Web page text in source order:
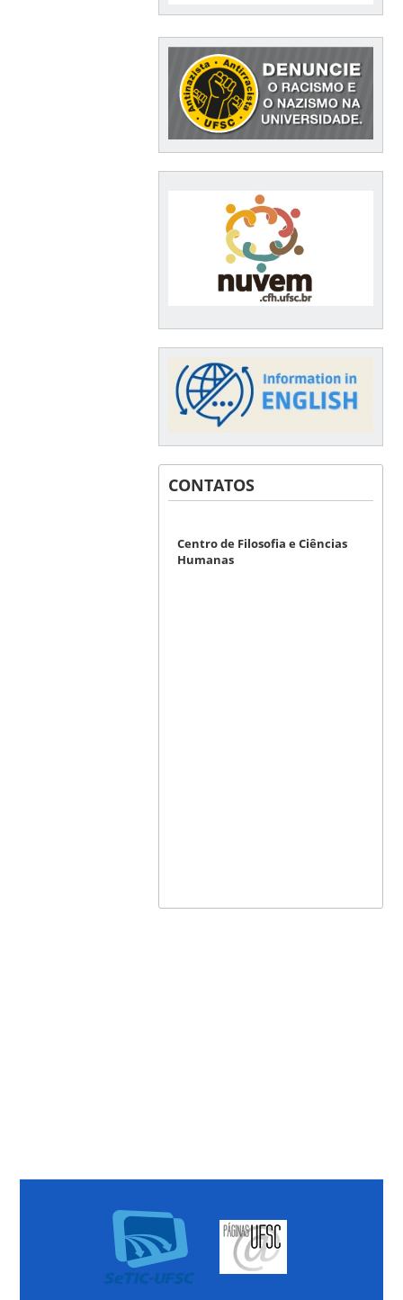
CONTATOS
Centro de Filosofia e Ciências
Humanas